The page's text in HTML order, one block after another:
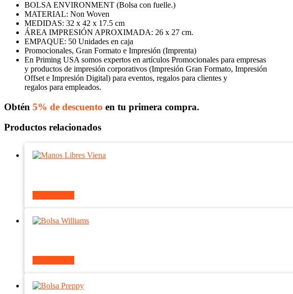
BOLSA ENVIRONMENT (Bolsa con fuelle.)
MATERIAL: Non Woven
MEDIDAS: 32 x 42 x 17.5 cm
ÁREA IMPRESIÓN APROXIMADA: 26 x 27 cm.
EMPAQUE: 50 Unidades en caja
Promocionales, Gran Formato e Impresión (Imprenta)
En Priming USA somos expertos en artículos Promocionales para empresas
y productos de impresión corporativos (Impresión Gran Formato, Impresión
Offset e Impresión Digital) para eventos, regalos para clientes y
regalos para empleados.
Obtén 5% de descuento en tu primera compra.
Productos relacionados